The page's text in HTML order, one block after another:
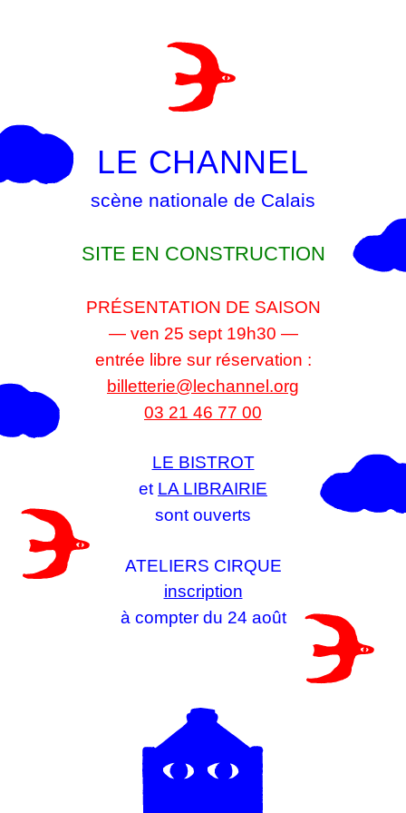
LE CHANNEL
scène nationale de Calais
SITE EN CONSTRUCTION
PRÉSENTATION DE SAISON
— ven 25 sept 19h30 —
entrée libre sur réservation :
billetterie@lechannel.org
03 21 46 77 00
LE BISTROT
et LA LIBRAIRIE
sont ouverts
ATELIERS CIRQUE
inscription
à compter du 24 août